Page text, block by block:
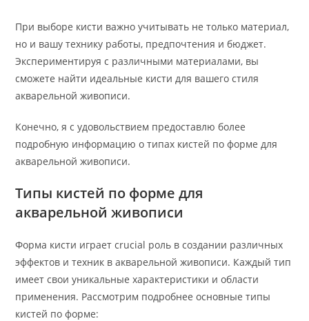
При выборе кисти важно учитывать не только материал,
но и вашу технику работы, предпочтения и бюджет.
Экспериментируя с различными материалами, вы
сможете найти идеальные кисти для вашего стиля
акварельной живописи.
Конечно, я с удовольствием предоставлю более
подробную информацию о типах кистей по форме для
акварельной живописи.
Типы кистей по форме для
акварельной живописи
Форма кисти играет crucial роль в создании различных
эффектов и техник в акварельной живописи. Каждый тип
имеет свои уникальные характеристики и области
применения. Рассмотрим подробнее основные типы
кистей по форме: